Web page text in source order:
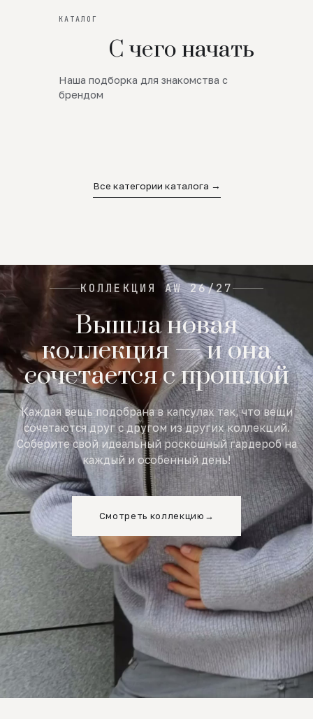
КАТАЛОГ
С чего начать
Наша подборка для знакомства с
брендом
Новинки
SALE
Все категории каталога →
КОЛЛЕКЦИЯ AW 26/27
Вышла новая
коллекция — и она
сочетается с прошлой
Каждая вещь подобрана в капсулах так, что вещи
сочетаются друг с другом из других коллекций.
Соберите свой идеальный роскошный гардероб на
каждый и особенный день!
Смотреть коллекцию →